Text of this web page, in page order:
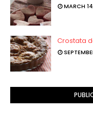
MARCH
Crostata